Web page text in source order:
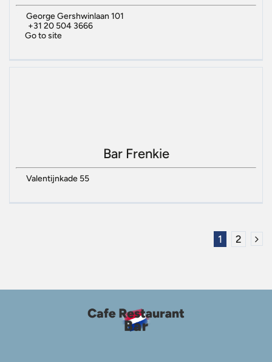
George Gershwinlaan 101
+31 20 504 3666
Go to site
Bar Frenkie
Valentijnkade 55
1 2